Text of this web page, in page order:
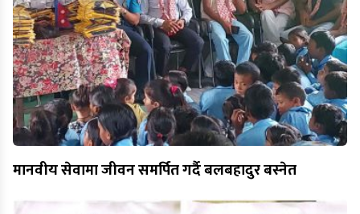
मानवीय सेवामा जीवन समर्पित गर्दै बलबहादुर बस्नेत